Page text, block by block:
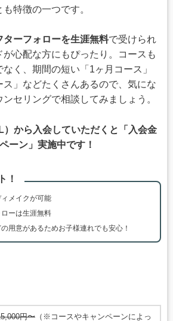
特徴の一つです。
ターフォローを生涯無料で受けられ
が心配な方にもぴったり。コースも
く、期間の短い「1ヶ月コース」
」などたくさんあるので、気にな
セリングで相談してみましょう。
）から入会していただくと「入会金
ーン」実施中です！
！
メイクが可能
ーは生涯無料
用意があるためお子様連れでも安心！
円〜 （※コースやキャンペーンによっ